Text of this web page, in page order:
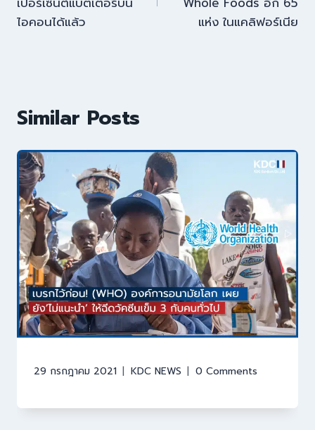
ไอคอนได้แล้ว
แห่ง ในแคลิฟอร์เนีย
Similar Posts
29 กรกฎาคม 2021 KDC NEWS 0 Comments